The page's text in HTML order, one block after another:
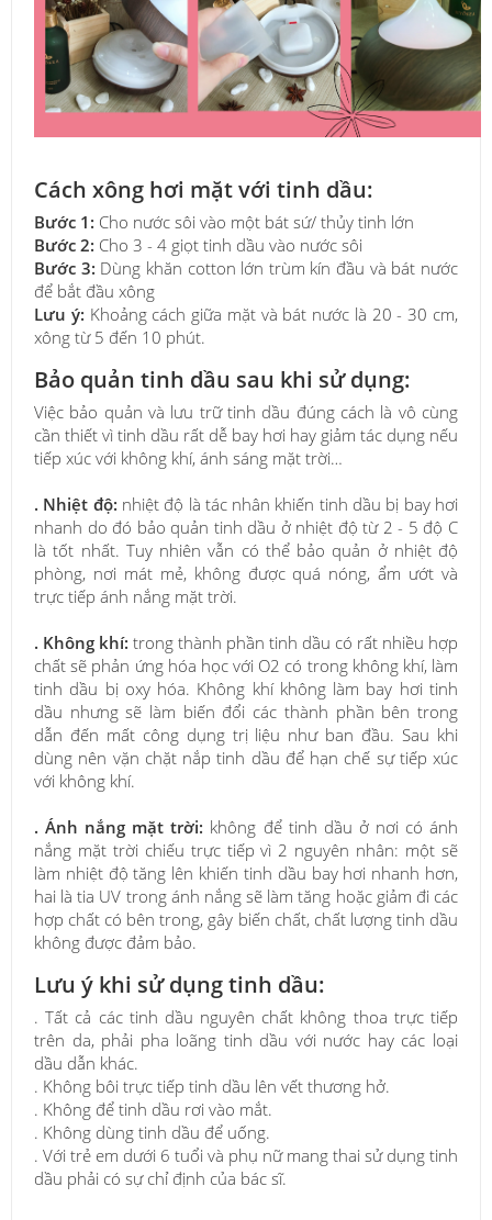
Cách xông hơi mặt với tinh dầu:
Bước 1: Cho nước sôi vào một bát sứ/ thủy tinh lớn
Bước 2: Cho 3 - 4 giọt tinh dầu vào nước sôi
Bước 3: Dùng khăn cotton lớn trùm kín đầu và bát nước
để bắt đầu xông
Lưu ý: Khoảng cách giữa mặt và bát nước là 20 - 30 cm,
xông từ 5 đến 10 phút.
Bảo quản tinh dầu sau khi sử dụng:
Việc bảo quản và lưu trữ tinh dầu đúng cách là vô cùng
cần thiết vì tinh dầu rất dễ bay hơi hay giảm tác dụng nếu
tiếp xúc với không khí, ánh sáng mặt trời…
. Nhiệt độ: nhiệt độ là tác nhân khiến tinh dầu bị bay hơi
nhanh do đó bảo quản tinh dầu ở nhiệt độ từ 2 - 5 độ C
là tốt nhất. Tuy nhiên vẫn có thể bảo quản ở nhiệt độ
phòng, nơi mát mẻ, không được quá nóng, ẩm ướt và
trực tiếp ánh nắng mặt trời.
. Không khí: trong thành phần tinh dầu có rất nhiều hợp
chất sẽ phản ứng hóa học với O2 có trong không khí, làm
tinh dầu bị oxy hóa. Không khí không làm bay hơi tinh
dầu nhưng sẽ làm biến đổi các thành phần bên trong
dẫn đến mất công dụng trị liệu như ban đầu. Sau khi
dùng nên vặn chặt nắp tinh dầu để hạn chế sự tiếp xúc
với không khí.
. Ánh nắng mặt trời: không để tinh dầu ở nơi có ánh
nắng mặt trời chiếu trực tiếp vì 2 nguyên nhân: một sẽ
làm nhiệt độ tăng lên khiến tinh dầu bay hơi nhanh hơn,
hai là tia UV trong ánh nắng sẽ làm tăng hoặc giảm đi các
hợp chất có bên trong, gây biến chất, chất lượng tinh dầu
không được đảm bảo.
Lưu ý khi sử dụng tinh dầu:
. Tất cả các tinh dầu nguyên chất không thoa trực tiếp
trên da, phải pha loãng tinh dầu với nước hay các loại
dầu dẫn khác.
. Không bôi trực tiếp tinh dầu lên vết thương hở.
. Không để tinh dầu rơi vào mắt.
. Không dùng tinh dầu để uống.
. Với trẻ em dưới 6 tuổi và phụ nữ mang thai sử dụng tinh
dầu phải có sự chỉ định của bác sĩ.